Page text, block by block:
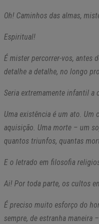
Oh! Caminhos das almas,
Espiritual!
É mister percorrer-vos, antes
detalhe a detalhe, no longo
Seria extremamente infantil a
Uma existência é um ato.
aquisição. Uma morte – um
quantos triunfos, quantas
E o letrado em filosofia
Ai! Por toda parte, os cultos
É preciso muito esforço do
sempre, de estranha maneira